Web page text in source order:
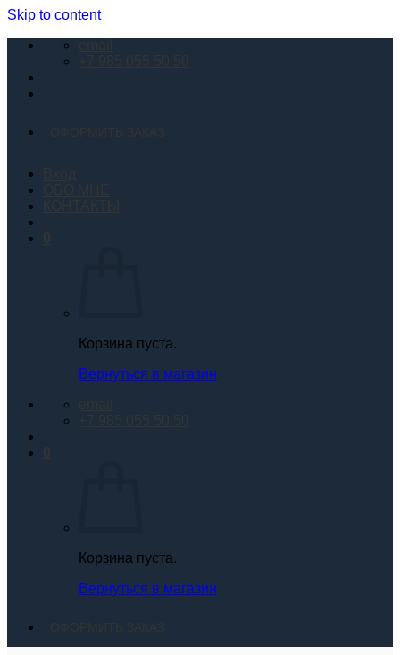
Skip to content
email
+7 985 055 50 50
ОФОРМИТЬ ЗАКАЗ
ОБО МНЕ
КОНТАКТЫ
Корзина пуста.
Вернуться в магазин
email
+7 985 055 50 50
Корзина пуста.
Вернуться в магазин
ОФОРМИТЬ ЗАКАЗ